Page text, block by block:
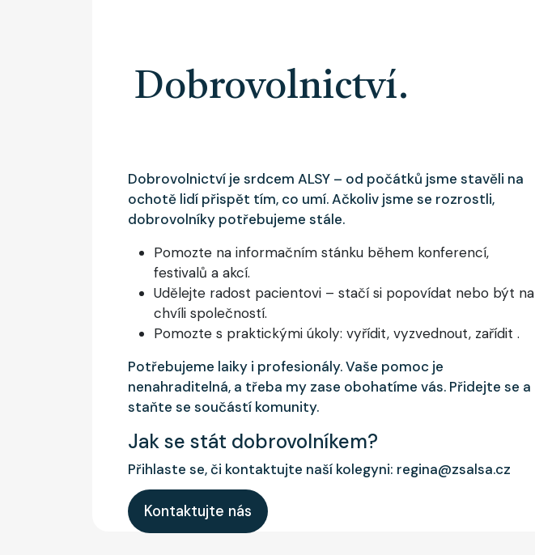
Dobrovolnictví.
Dobrovolnictví je srdcem ALSY – od počátků jsme stavěli na
ochotě lidí přispět tím, co umí. Ačkoliv jsme se rozrostli,
dobrovolníky potřebujeme stále.
Pomozte na informačním stánku během konferencí,
festivalů a akcí.
Udělejte radost pacientovi – stačí si popovídat nebo být na
chvíli společností.
Pomozte s praktickými úkoly: vyřídit, vyzvednout, zařídit .
Potřebujeme laiky i profesionály. Vaše pomoc je
nenahraditelná, a třeba my zase obohatíme vás. Přidejte se a
staňte se součástí komunity.
Jak se stát dobrovolníkem?
Přihlaste se, či kontaktujte naší kolegyni: regina@zsalsa.cz
Kontaktujte nás